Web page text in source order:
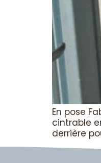
En pose
cintrable
derrière